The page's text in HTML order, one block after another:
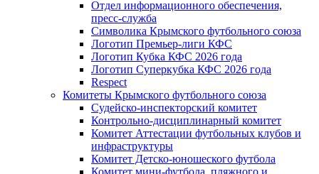
Отдел информационного обеспечения,
пресс-служба
Символика Крымского футбольного союза
Логотип Премьер-лиги КФС
Логотип Кубка КФС 2026 года
Логотип Суперкубка КФС 2026 года
Respect
Комитеты Крымского футбольного союза
Судейско-инспекторский комитет
Контрольно-дисциплинарный комитет
Комитет Аттестации футбольных клубов и
инфраструктуры
Комитет Детско-юношеского футбола
Комитет мини-футбола, пляжного и